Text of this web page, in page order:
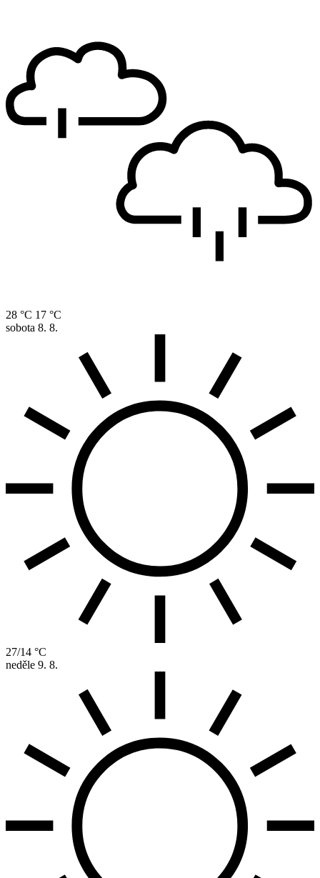
28 °C 17 °C
sobota 8. 8.
27/14 °C
neděle 9. 8.